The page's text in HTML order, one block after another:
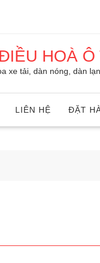
HOÀ Ô
xe tải, dàn nóng, dàn
LIÊN HỆ ĐẶT